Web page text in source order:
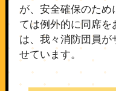
が、安全確保のため
ては例外的に同席
は、我々消防団員が
せています。